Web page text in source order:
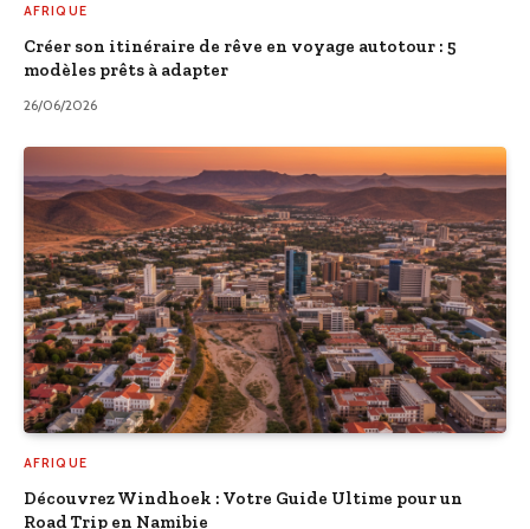
AFRIQUE
Créer son itinéraire de rêve en voyage autotour : 5
modèles prêts à adapter
26/06/2026
AFRIQUE
Découvrez Windhoek : Votre Guide Ultime pour un
Road Trip en Namibie